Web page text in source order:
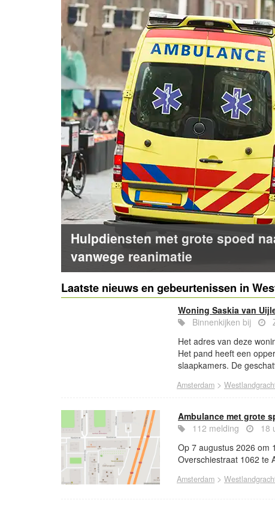
Hulpdiensten met grote spoed
vanwege reanimatie
Laatste nieuws en gebeurtenissen in
Woning Saskia van
Binnenkijken bij
Het adres van deze
Het pand heeft een
slaapkamers. De
Amsterdam >
Ambulance met grote
112 melding
18
Op 7 augustus 2026 om
Overschiestraat 1062 te
Amsterdam >